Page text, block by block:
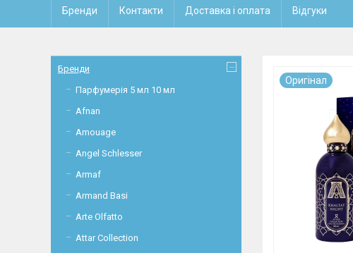
Бренди Контакти Доставка і оплата Відгуки
Оригiнал
Бренди
Парфумерія 5 мл 10 мл
Afnan
Amouage
Angel Schlesser
Armaf
Armand Basi
Arte Olfatto
Attar Collection